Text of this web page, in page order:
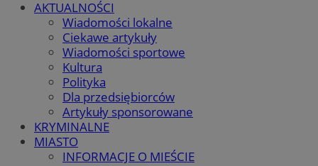
AKTUALNOŚCI
Wiadomości lokalne
Ciekawe artykuły
Wiadomości sportowe
Kultura
Polityka
Dla przedsiębiorców
Artykuły sponsorowane
KRYMINALNE
MIASTO
INFORMACJE O MIEŚCIE